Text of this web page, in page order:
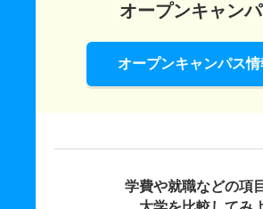
オープンキャンパ
オープンキャンパス
学費や就職などの項